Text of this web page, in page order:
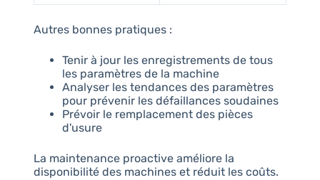
Autres bonnes pratiques :
Tenir à jour les enregistrements de tous
les paramètres de la machine
Analyser les tendances des paramètres
pour prévenir les défaillances soudaines
Prévoir le remplacement des pièces
d'usure
La maintenance proactive améliore la
disponibilité des machines et réduit les coûts.